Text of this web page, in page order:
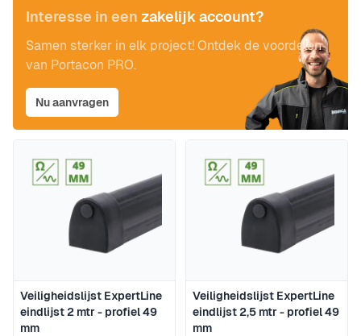
Veiligheidslijst ExpertLine
eindlijst 2 mtr - profiel 49
mm
Veiligheidslijst ExpertLine
eindlijst 2,5 mtr - profiel 49
mm
Interesse in een zakelijk account?
Samen sterker in elk project! Ontdek de voordelen
van Portacon PRO.
Nu aanvragen